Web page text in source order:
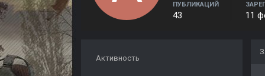
ПУБЛИКАЦИЙ
43 11
Активность